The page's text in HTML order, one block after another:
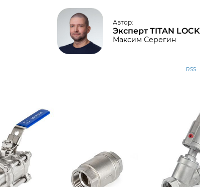
Автор:
Эксперт TITAN LOCK
Максим Серегин
RSS